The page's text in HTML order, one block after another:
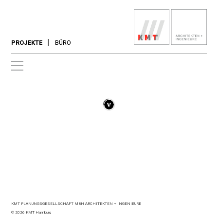
PROJEKTE BÜRO
KMT PLANUNGSGESELLSCHAFT MBH ARCHITEKTEN + INGENIEURE
© 2026 KMT Hamburg